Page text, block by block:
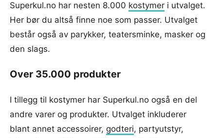
Superkul.no har nesten 8.000 kostymer i utvalget.
Her bør du altså finne noe som passer. Utvalget
består også av parykker, teatersminke, masker og
den slags.
Over 35.000 produkter
I tillegg til kostymer har Superkul.no også en del
andre varer og produkter. Utvalget inkluderer
blant annet accessoirer, godteri, partyutstyr,